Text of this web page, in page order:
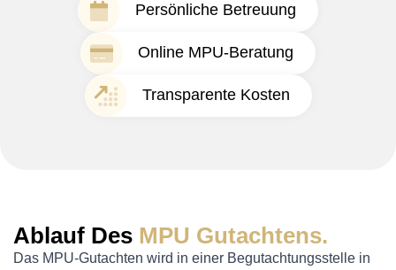
Persönliche Betreuung
Online MPU-Beratung
Transparente Kosten
Ablauf Des MPU Gutachtens.
Das MPU-Gutachten wird in einer Begutachtungsstelle in